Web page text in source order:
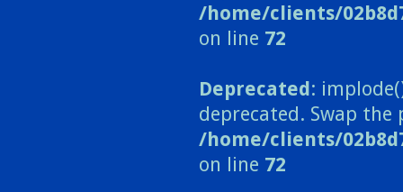
/home/clients/
on line 72
Deprecated:
deprecated. Swap the
/home/clients/
on line 72